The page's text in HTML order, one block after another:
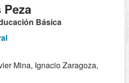
Básica
Mina, Ignacio Zaragoza,